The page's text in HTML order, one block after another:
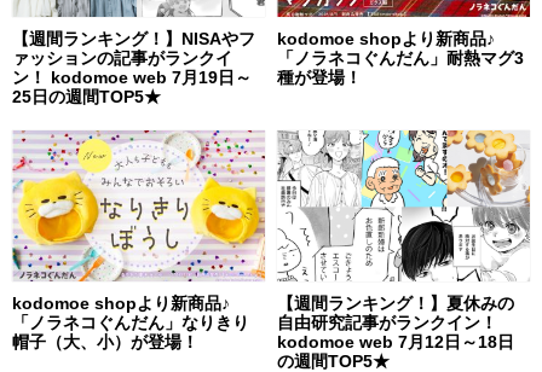
【週間ランキング！】NISAやフ
ァッションの記事がランクイ
ン！ kodomoe web 7月19日～
25日の週間TOP5★
kodomoe shopより新商品♪
「ノラネコぐんだん」耐熱マグ3
種が登場！
kodomoe shopより新商品♪
「ノラネコぐんだん」なりきり
帽子（大、小）が登場！
【週間ランキング！】夏休みの
自由研究記事がランクイン！
kodomoe web 7月12日～18日
の週間TOP5★